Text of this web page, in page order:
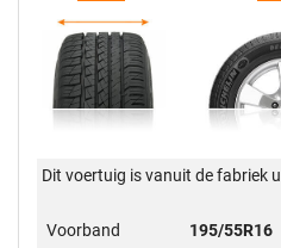
Dit voertuig is vanuit de fabriek
Voorband
195/55R16